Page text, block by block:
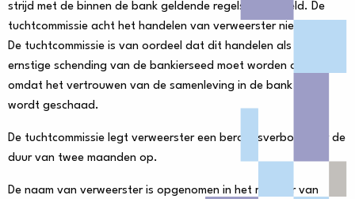
strijd met de binnen de bank geldende regels gehandeld. De
tuchtcommissie acht het handelen van verweerster niet integer.
De tuchtcommissie is van oordeel dat dit handelen als een
ernstige schending van de bankierseed moet worden opgevat,
omdat het vertrouwen van de samenleving in de bank fors
wordt geschaad.
De tuchtcommissie legt verweerster een beroepsverbod voor de
duur van twee maanden op.
De naam van verweerster is opgenomen in het register van